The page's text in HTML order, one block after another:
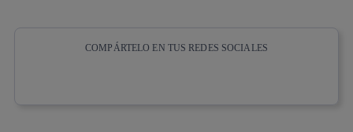
COMPÁRTELO EN TUS REDES SOCIALES